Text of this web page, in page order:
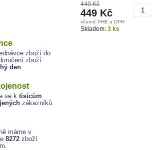
zboží do
zboží
den.
se k tisícům
zákazníků.
máme v
8272 zboží
449 Kč
449 Kč
včetně PHE a DPH
Skladem: 3 ks